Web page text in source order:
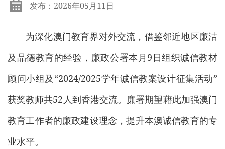
发布：2026年05月11日
为深化澳门教育界对外交流，借鉴邻近地区廉洁
及品德教育的经验，廉政公署本月9日组织诚信教材
顾问小组及“2024/2025学年诚信教案设计征集活动”
获奖教师共52人到香港交流。廉署期望藉此加强澳门
教育工作者的廉政建设理念，提升本澳诚信教育的专
业水平。